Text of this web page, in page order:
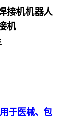
接机机器人
机
于医械、包